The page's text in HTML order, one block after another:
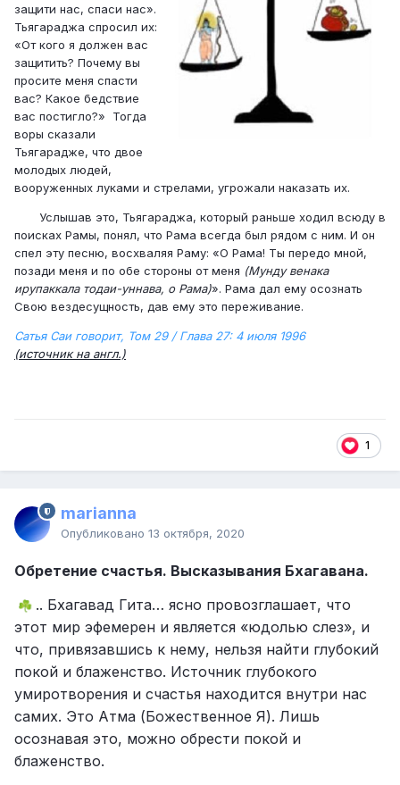
защити нас, спаси нас».
Тьягараджа спросил их:
«От кого я должен вас
защитить? Почему вы
просите меня спасти
вас? Какое бедствие
вас постигло?» Тогда
воры сказали
Тьягарадже, что двое
молодых людей,
вооруженных луками и стрелами, угрожали наказать их.
Услышав это, Тьягараджа, который раньше ходил всюду в
поисках Рамы, понял, что Рама всегда был рядом с ним. И он
спел эту песню, восхваляя Раму: «О Рама! Ты передо мной,
позади меня и по обе стороны от меня (Мунду венака
ирупаккала тодаи-уннава, о Рама)». Рама дал ему осознать
Свою вездесущность, дав ему это переживание.
Сатья Саи говорит, Том 29 / Глава 27: 4 июля 1996
(источник на англ.)
1
marianna
Опубликовано 13 октября, 2020
Обретение счастья. Высказывания Бхагавана.
☘️ .. Бхагавад Гита… ясно провозглашает, что
этот мир эфемерен и является «юдолью слез», и
что, привязавшись к нему, нельзя найти глубокий
покой и блаженство. Источник глубокого
умиротворения и счастья находится внутри нас
самих. Это Атма (Божественное Я). Лишь
осознавая это, можно обрести покой и
блаженство.